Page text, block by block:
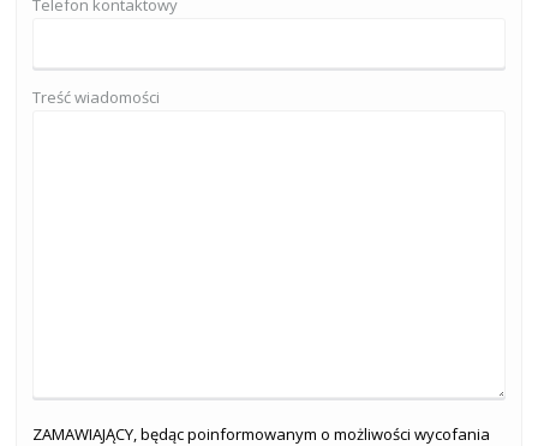
Telefon kontaktowy
Treść wiadomości
ZAMAWIAJĄCY, będąc poinformowanym o możliwości wycofania